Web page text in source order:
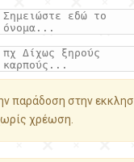
παράδοση στην
χρέωση.